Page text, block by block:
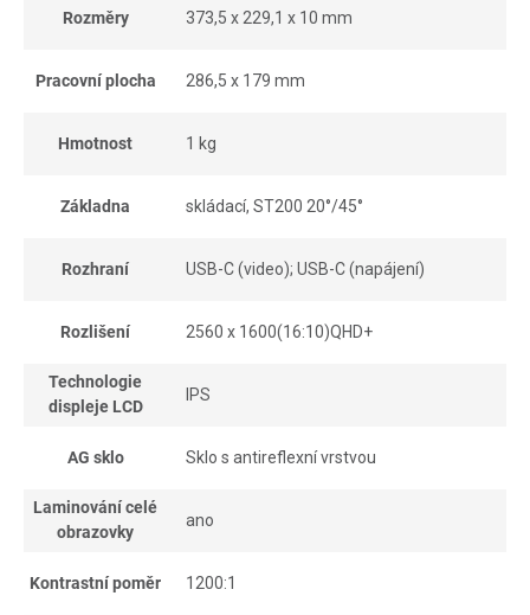
Rozměry 373,5 x 229,1 x 10 mm
Pracovní plocha 286,5 x 179 mm
Hmotnost 1 kg
Základna skládací, ST200 20°/45°
Rozhraní USB-C (video); USB-C (napájení)
Rozlišení 2560 x 1600(16:10)QHD+
Technologie
displeje LCD
IPS
AG sklo Sklo s antireflexní vrstvou
Laminování celé
obrazovky
ano
Kontrastní poměr 1200:1